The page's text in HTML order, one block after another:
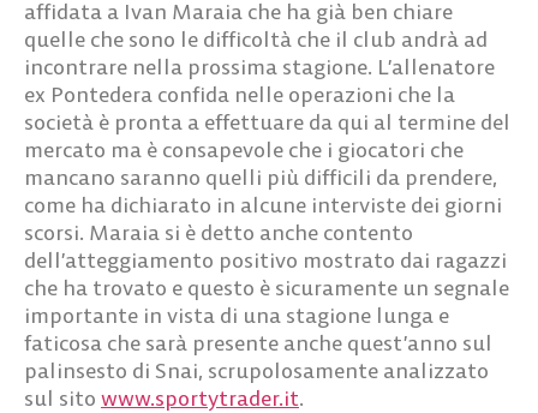
affidata a Ivan Maraia che ha già ben chiare
quelle che sono le difficoltà che il club andrà ad
incontrare nella prossima stagione. L’allenatore
ex Pontedera confida nelle operazioni che la
società è pronta a effettuare da qui al termine del
mercato ma è consapevole che i giocatori che
mancano saranno quelli più difficili da prendere,
come ha dichiarato in alcune interviste dei giorni
scorsi. Maraia si è detto anche contento
dell’atteggiamento positivo mostrato dai ragazzi
che ha trovato e questo è sicuramente un segnale
importante in vista di una stagione lunga e
faticosa che sarà presente anche quest’anno sul
palinsesto di Snai, scrupolosamente analizzato
sul sito www.sportytrader.it.